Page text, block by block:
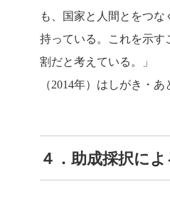
も、国家と人間とをつ
持っている。これを示す
割だと考えている。」
（2014年）はしがき・
４．助成採択に